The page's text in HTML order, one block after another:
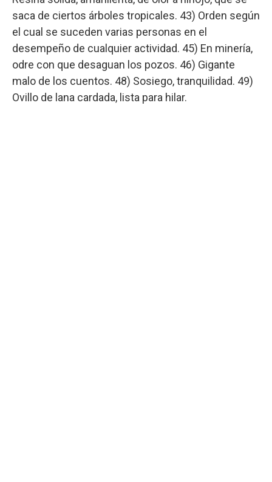
saca de ciertos árboles tropicales. 43) Orden según
el cual se suceden varias personas en el
desempeño de cualquier actividad. 45) En minería,
odre con que desaguan los pozos. 46) Gigante
malo de los cuentos. 48) Sosiego, tranquilidad. 49)
Ovillo de lana cardada, lista para hilar.